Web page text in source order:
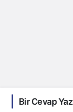
Bir Cevap Yaz